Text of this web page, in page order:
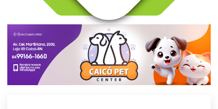
v
g
t
i
o
n